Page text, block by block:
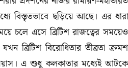
বিস্তৃতভাবে ছড়িয়ে আছে। এর ধারা
চলে এসে ব্রিটিশ রাজত্বের সময়েও
ব্রিটিশ বিরোধিতার তীব্রতা ক্রমশ
এ শুধু কলকাতার মধ্যেই আটকে